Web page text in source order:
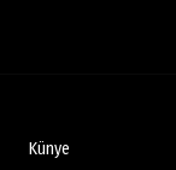
Künye